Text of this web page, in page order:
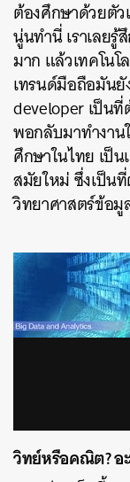
ต้องศึกษาด้วยตัว
นู่นทำนี่ เราเลยรู้
มาก แล้วเทคโน
เทรนด์มือถือมัน
developer เป็น
พอกลับมาทำงาน
ศึกษาในไทย เป็
สมัยใหม่ ซึ่งเป็น
วิทยาศาสตร์ข้อมู
วิทย์หรือคณิต? อ